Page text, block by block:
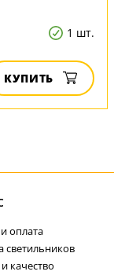
1 шт.
КУПИТЬ
оплата
светильников
качество